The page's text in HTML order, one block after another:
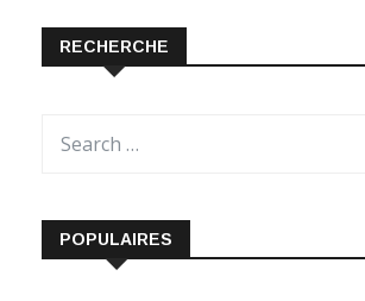
RECHERCHE
POPULAIRES